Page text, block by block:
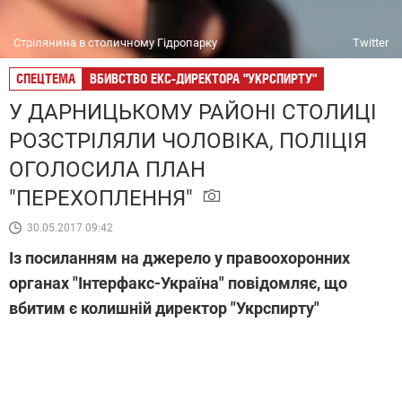
Стрілянина в столичному Гідропарку Twitter
СПЕЦТЕМА ВБИВСТВО ЕКС-ДИРЕКТОРА "УКРСПИРТУ"
У ДАРНИЦЬКОМУ РАЙОНІ СТОЛИЦІ
РОЗСТРІЛЯЛИ ЧОЛОВІКА, ПОЛІЦІЯ
ОГОЛОСИЛА ПЛАН
"ПЕРЕХОПЛЕННЯ"
30.05.2017 09:42
Із посиланням на джерело у правоохоронних
органах "Інтерфакс-Україна" повідомляє, що
вбитим є колишній директор "Укрспирту"